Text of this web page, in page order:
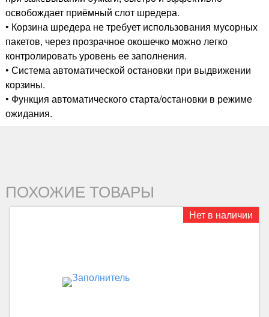
освобождает приёмный слот шредера.
• Корзина шредера не требует использования мусорных
пакетов, через прозрачное окошечко можно легко
контролировать уровень ее заполнения.
• Система автоматической остановки при выдвижении
корзины.
• Функция автоматического старта/остановки в режиме
ожидания.
ПОХОЖИЕ ТОВАРЫ
Нет в наличии